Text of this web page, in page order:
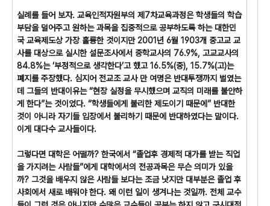
실례를 들어 보자. 교육인적자원부의 제7차교육과정은 학생들의 학습
부담을 덜어주고 원하는 과목을 집중적으로 공부하도록 하는 대한민
국 교육제도상 가장 훌륭한 것이지만 2001년 6월 1903개 중고교 교
사를 대상으로 실시한 설문조사에서 중학교사의 76.9%, 고교교사의
84.8%는 ‘부정적으로 생각한다’고 했고 16.5%(중), 15.7%(고)는
폐지를 주장했다. 심지어 전교조 교사 만 여명은 반대투쟁까지 벌였는
데 그들의 반대이유는 “현장 실정을 무시했으며 교직의 미래를 불안하
게 한다”는 것이었다. “학생들에게 불리한 제도이기 때문에” 반대한
것이 아니라 자기들 입장에서 불리하기 때문에 반대하였다는 말이다.
이게 대다수 교사들이다.
그렇다면 대학은 어떨까? 한국에서 “졸업후 경제적 대가를 받는 직업
을 가지려는 사람들”에게 대학에서의 전공과목은 무슨 의미가 있을
까? 그것을 배우지 않은 사람들 보다는 조금 낫지만 대부분은 졸업 후
사회에서 새로 배워야 한다. 왜 이런 일이 생겨나는 것일까. 전체 교수